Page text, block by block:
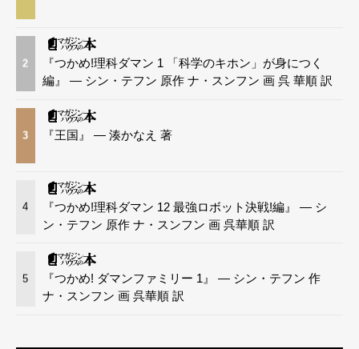
2
『つかめ!理科ダマン 1 「科学のキホン」が身につく
編』 — シン・テフン 原作 ナ・スンフン 画 呉 華順 訳
3 『王国』 — 湊かなえ 著
4
『つかめ!理科ダマン 12 最強ロボット決戦!編』 — シ
ン・テフン 原作 ナ・スンフン 画 呉華順 訳
5
『つかめ! ダマンファミリー 1』 — シン・テフン 作
ナ・スンフン 画 呉華順 訳